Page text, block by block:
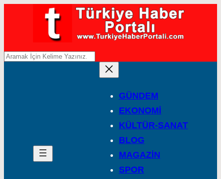
A
GÜNDEM
EKONOMİ
KÜLTÜR-SANAT
BLOG
MAGAZİN
SPOR